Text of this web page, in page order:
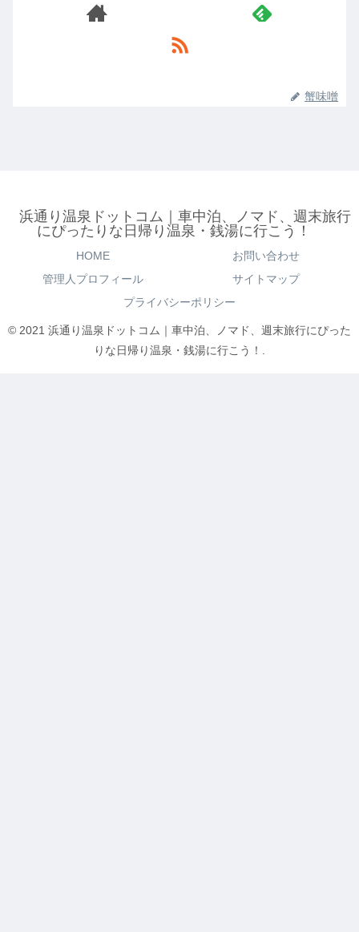
蟹味噌
浜通り温泉ドットコム｜車中泊、ノマド、週末旅行
にぴったりな日帰り温泉・銭湯に行こう！
HOME
お問い合わせ
管理人プロフィール
サイトマップ
プライバシーポリシー
© 2021 浜通り温泉ドットコム｜車中泊、ノマド、週末旅行にぴった
りな日帰り温泉・銭湯に行こう！.